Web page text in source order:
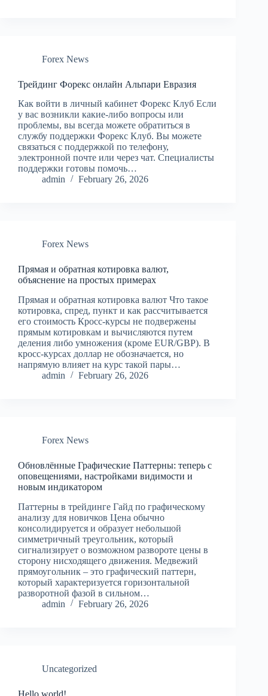
Forex News
Трейдинг Форекс онлайн Альпари Евразия
Как войти в личный кабинет Форекс Клуб Если
у вас возникли какие-либо вопросы или
проблемы, вы всегда можете обратиться в
службу поддержки Форекс Клуб. Вы можете
связаться с поддержкой по телефону,
электронной почте или через чат. Специалисты
поддержки готовы помочь…
admin
February 26, 2026
Forex News
Прямая и обратная котировка валют,
объяснение на простых примерах
Прямая и обратная котировка валют Что такое
котировка, спред, пункт и как рассчитывается
его стоимость Кросс-курсы не подвержены
прямым котировкам и вычисляются путем
деления либо умножения (кроме EUR/GBP). В
кросс-курсах доллар не обозначается, но
напрямую влияет на курс такой пары…
admin
February 26, 2026
Forex News
Обновлённые Графические Паттерны: теперь с
оповещениями, настройками видимости и
новым индикатором
Паттерны в трейдинге Гайд по графическому
анализу для новичков Цена обычно
консолидируется и образует небольшой
симметричный треугольник, который
сигнализирует о возможном развороте цены в
сторону нисходящего движения. Медвежий
прямоугольник – это графический паттерн,
который характеризуется горизонтальной
разворотной фазой в сильном…
admin
February 26, 2026
Uncategorized
Hello world!